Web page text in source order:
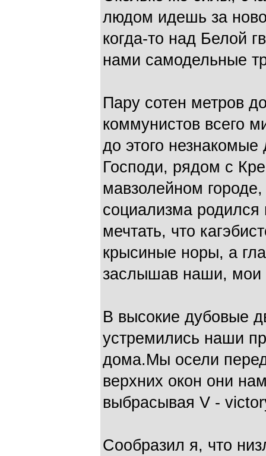
людом идешь за
когда-то над Белой
нами самодельные
Пару сотен метров
коммунистов всего
до этого незнакомые
Господи, рядом с
мавзолейном
социализма
мечтать, что
крысиные норы, а
заслышав наши, мои
В высокие дубовые
устремились наши
дома.Мы осели
верхних окон они
выбрасывая V -
Сообразил я, что